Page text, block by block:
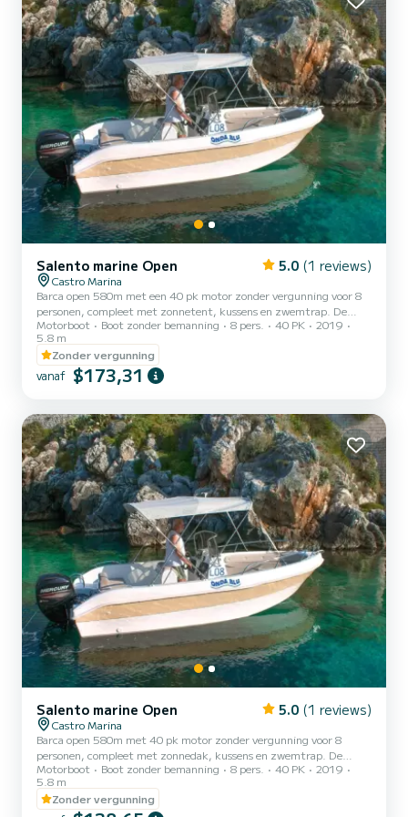
Salento marine Open 5.0 (1 reviews)
Castro Marina
Barca open 580m met een 40 pk motor zonder vergunning voor 8
personen, compleet met zonnetent, kussens en zwemtrap. De
brandstofkosten zijn niet inbegrepen. Vergeet niet om €60
contant mee te nemen als borg voor de brandstof. Deze worden bij
terugkomst terugbetaald op basis van het verbruikte aantal liters.
Motorboot Boot zonder bemanning 8 pers. 40 PK
2019
5.8 m
Zonder vergunning
vanaf $173,31
Salento marine Open 5.0 (1 reviews)
Castro Marina
Barca open 580m met 40 pk motor zonder vergunning voor 8
personen, compleet met zonnedak, kussens en zwemtrap. De
brandstofkosten zijn exclusief. Vergeet niet om €60 in contanten
mee te nemen als borg voor de brandstof. Deze worden bij
terugkomst terugbetaald op basis van het verbruik in liters.
Motorboot Boot zonder bemanning 8 pers. 40 PK
2019
5.8 m
Zonder vergunning